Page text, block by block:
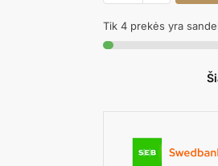
puodeliai
WHITE
Tik 4 prekės yra